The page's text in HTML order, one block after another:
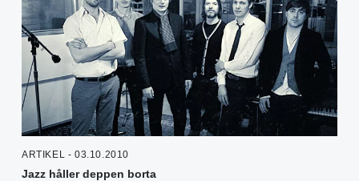
ARTIKEL - 03.10.2010
Jazz håller deppen borta